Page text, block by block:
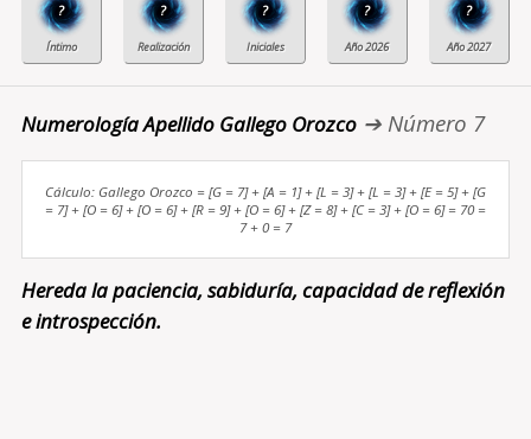
? ? ? ? ?
Numerología Apellido Gallego Orozco➔ Número 7
Cálculo: Gallego Orozco = [G = 7] + [A = 1] + [L = 3] + [L = 3] + [E = 5] + [G
= 7] + [O = 6] + [O = 6] + [R = 9] + [O = 6] + [Z = 8] + [C = 3] + [O = 6] = 70 =
7 + 0 = 7
Hereda la paciencia, sabiduría, capacidad de reflexión
e introspección.